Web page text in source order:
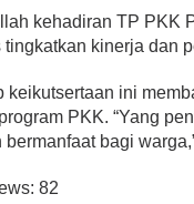
u
a
g
s
a
W
kehadiran TP PKK
tingkatkan kinerja dan
keikutsertaan ini
PKK. “Yang
bermanfaat bagi
82